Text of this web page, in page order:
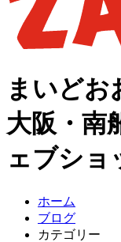
まいどお
大阪・南
ェブショ
ホーム
ブログ
カテゴリー